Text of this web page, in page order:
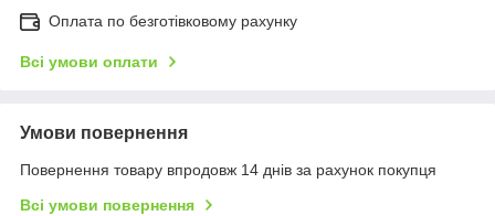
Оплата по безготівковому рахунку
Всі умови оплати
Умови повернення
Повернення товару впродовж 14 днів за рахунок покупця
Всі умови повернення